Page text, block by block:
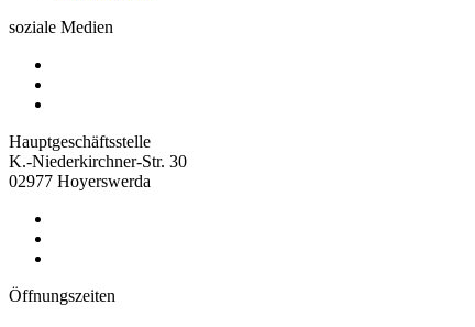
soziale Medien
Hauptgeschäftsstelle
K.-Niederkirchner-Str. 30
02977 Hoyerswerda
Öffnungszeiten